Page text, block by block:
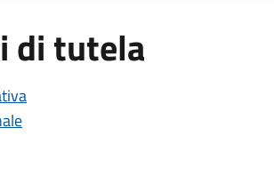
di tutela